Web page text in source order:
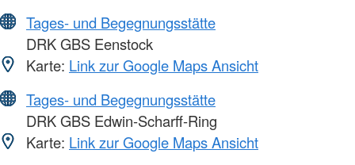
Tages- und Begegnungsstätte
DRK GBS Eenstock
Karte: Link zur Google Maps Ansicht
Tages- und Begegnungsstätte
DRK GBS Edwin-Scharff-Ring
Karte: Link zur Google Maps Ansicht